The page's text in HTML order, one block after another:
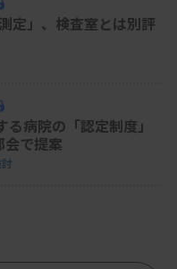
護情報利活用検討
定」、検査室とは別評
病院の「認定制度」
で提案